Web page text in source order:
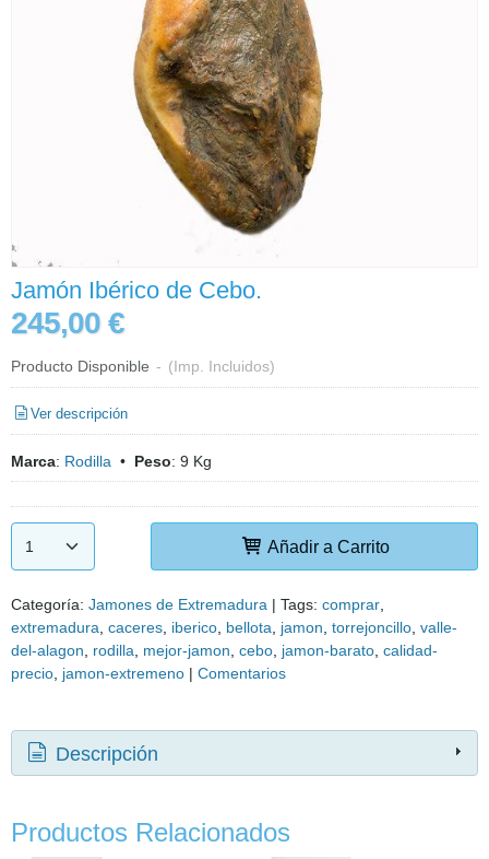
Jamón Ibérico de Cebo.
245,00 €
Producto Disponible - (Imp. Incluidos)
Ver descripción
Marca: Rodilla • Peso: 9 Kg
Añadir a Carrito
Categoría: Jamones de Extremadura | Tags: comprar
extremadura caceres iberico bellota jamon torrejoncillo valle-
del-alagon
rodilla mejor-jamon cebo jamon-barato calidad-
precio jamon-extremeno | Comentarios
Descripción
Productos Relacionados